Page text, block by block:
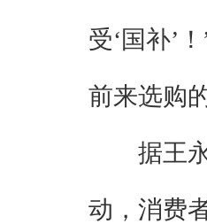
受‘国补’
前来选购
据王
动，消费